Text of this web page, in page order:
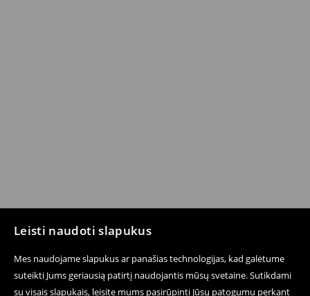
Leisti naudoti slapukus
Mes naudojame slapukus ar panašias technologijas, kad galėtume
suteikti Jums geriausią patirtį naudojantis mūsų svetaine. Sutikdami
su visais slapukais, leisite mums pasirūpinti Jūsų patogumu perkant